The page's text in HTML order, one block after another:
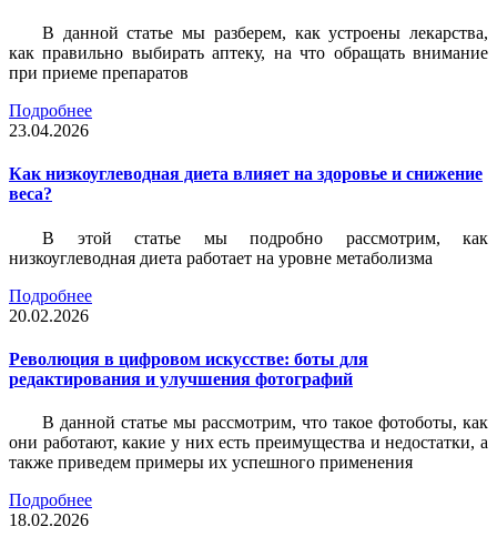
В данной статье мы разберем, как устроены лекарства,
как правильно выбирать аптеку, на что обращать внимание
при приеме препаратов
Подробнее
23.04.2026
Как низкоуглеводная диета влияет на здоровье и снижение
веса?
В этой статье мы подробно рассмотрим, как
низкоуглеводная диета работает на уровне метаболизма
Подробнее
20.02.2026
Революция в цифровом искусстве: боты для
редактирования и улучшения фотографий
В данной статье мы рассмотрим, что такое фотоботы, как
они работают, какие у них есть преимущества и недостатки, а
также приведем примеры их успешного применения
Подробнее
18.02.2026